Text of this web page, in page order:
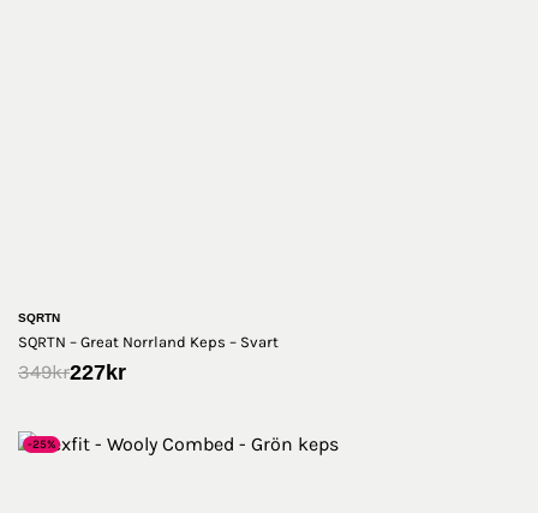
SQRTN
SQRTN – Great Norrland Keps – Svart
349kr227kr
-25%